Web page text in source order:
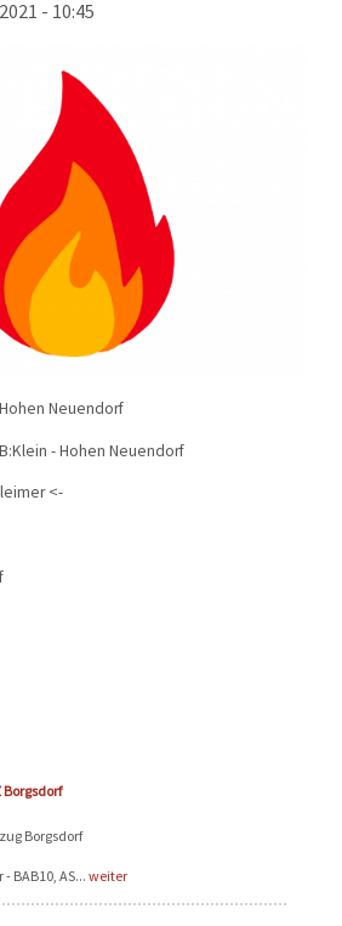
TECHNIK
EINSÄTZE
- 10:45
Neuendorf
- Hohen Neuendorf
<-
Borgsdorf
Borgsdorf
BAB10, AS... weiter